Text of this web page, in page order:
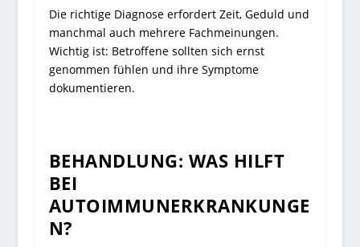
Die richtige Diagnose erfordert Zeit, Geduld und
manchmal auch mehrere Fachmeinungen.
Wichtig ist: Betroffene sollten sich ernst
genommen fühlen und ihre Symptome
dokumentieren.
BEHANDLUNG: WAS HILFT
BEI
AUTOIMMUNERKRANKUNGE
N?